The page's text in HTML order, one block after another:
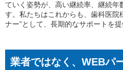
ていく姿勢が、高い継続率、継続年
す。私たちはこれからも、歯科医院
ナー”として、長期的なサポートを提
業者ではなく、WEBパ